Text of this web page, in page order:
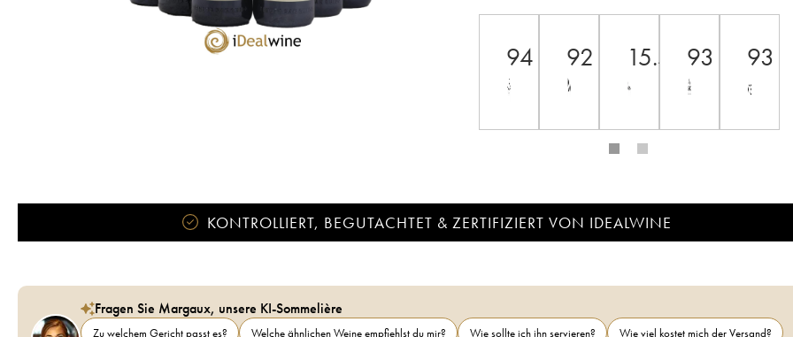
94 92 15.5+ 93 93
KONTROLLIERT, BEGUTACHTET & ZERTIFIZIERT VON IDEALWINE
Fragen Sie Margaux, unsere KI-Sommelière
Zu welchem Gericht passt es? Welche ähnlichen Weine empfiehlst du mir? Wie sollte ich ihn servieren?
Wie viel kostet mich der Versand?